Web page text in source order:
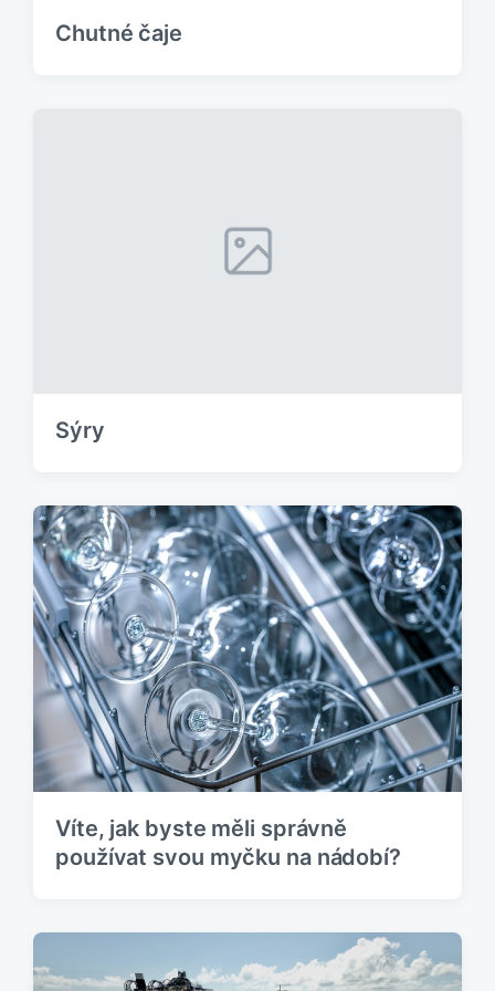
Chutné čaje
Sýry
Víte, jak byste měli správně
používat svou myčku na nádobí?